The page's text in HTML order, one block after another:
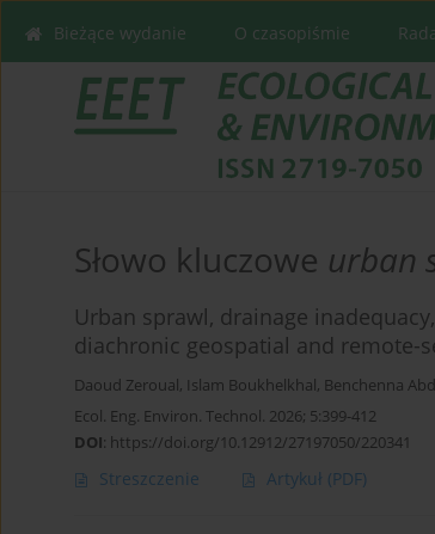
Bieżące wydanie O czasopiśmie
Słowo kluczowe urban
Urban sprawl, drainage
diachronic geospatial and remote-
Daoud Zeroual, Islam Boukhelkhal, Benchenna
Ecol. Eng. Environ. Technol. 2026; 5:399-412
DOI: https://doi.org/10.12912/27197050/220341
Streszczenie Artykuł (PDF)